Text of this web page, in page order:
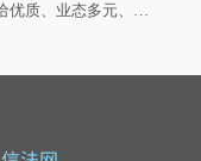
优质、业态多元、智